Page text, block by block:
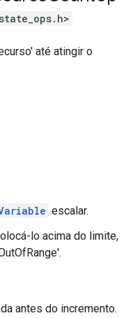
até atingir o
escalar.
lo acima do limite,
antes do incremento.